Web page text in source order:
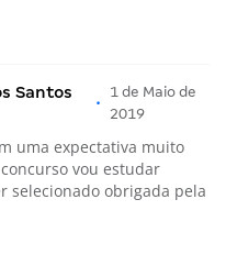
Santos
•
1 de Maio de
2019
uma expectativa muito
vou estudar
selecionado obrigada pela